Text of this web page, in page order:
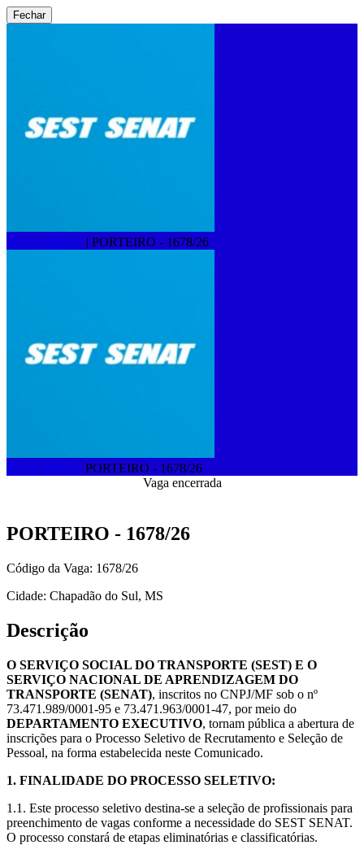
Fechar
SEST SENAT | PORTEIRO - 1678/26
SEST SENAT PORTEIRO - 1678/26
Vaga encerrada
PORTEIRO - 1678/26
Código da Vaga: 1678/26
Cidade: Chapadão do Sul, MS
Descrição
O SERVIÇO SOCIAL DO TRANSPORTE (SEST) E O
SERVIÇO NACIONAL DE APRENDIZAGEM DO
TRANSPORTE (SENAT), inscritos no CNPJ/MF sob o nº
73.471.989/0001-95 e 73.471.963/0001-47, por meio do
DEPARTAMENTO EXECUTIVO, tornam pública a abertura de
inscrições para o Processo Seletivo de Recrutamento e Seleção de
Pessoal, na forma estabelecida neste Comunicado.
1. FINALIDADE DO PROCESSO SELETIVO:
1.1. Este processo seletivo destina-se a seleção de profissionais para
preenchimento de vagas conforme a necessidade do SEST SENAT.
O processo constará de etapas eliminatórias e classificatórias.